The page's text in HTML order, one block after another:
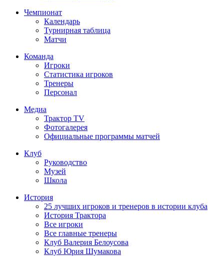
Чемпионат
Календарь
Турнирная таблица
Матчи
Команда
Игроки
Статистика игроков
Тренеры
Персонал
Медиа
Трактор TV
Фотогалерея
Официальные программы матчей
Клуб
Руководство
Музей
Школа
История
25 лучших игроков и тренеров в истории клуба
История Трактора
Все игроки
Все главные тренеры
Клуб Валерия Белоусова
Клуб Юрия Шумакова